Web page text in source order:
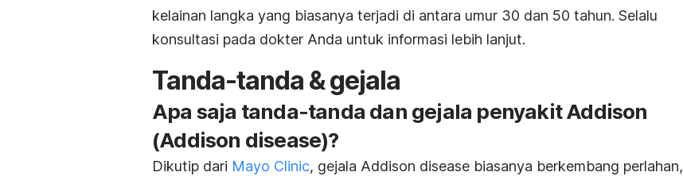
kelainan langka yang biasanya terjadi di antara umur 30 dan 50 tahun. Selalu
konsultasi pada dokter Anda untuk informasi lebih lanjut.
Tanda-tanda & gejala
Apa saja tanda-tanda dan gejala penyakit Addison
(Addison disease)?
Dikutip dari Mayo Clinic, gejala Addison disease biasanya berkembang perlahan,